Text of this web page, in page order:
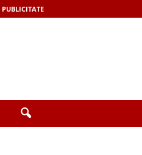
PUBLICITATE